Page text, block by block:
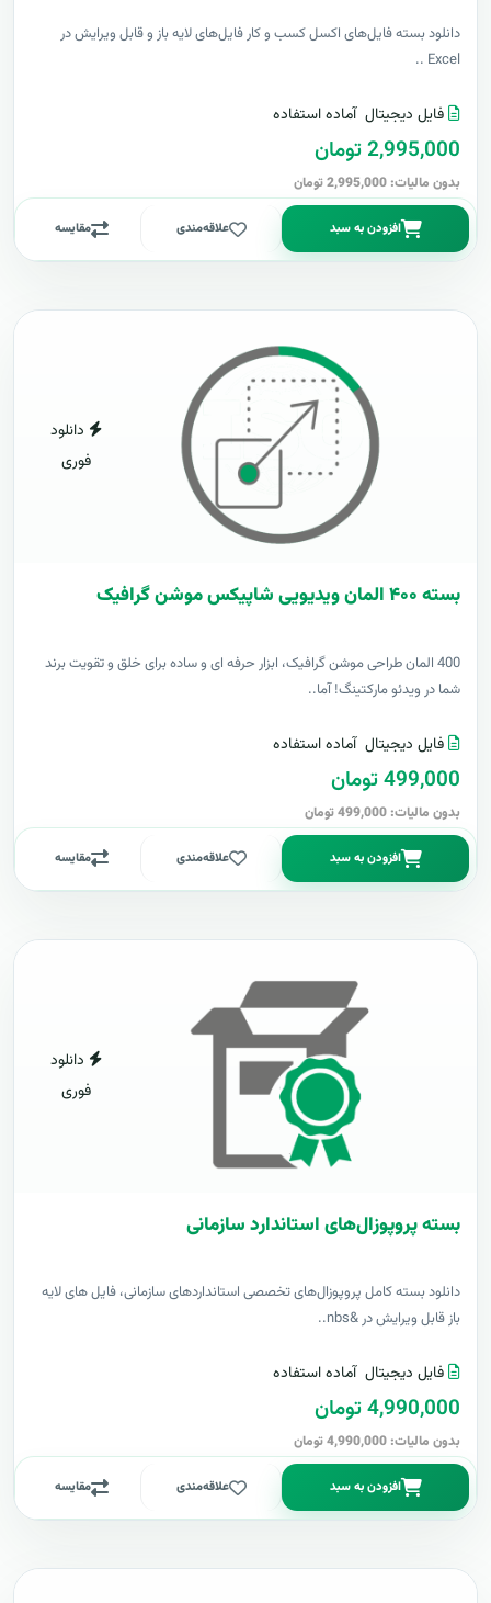
دانلود بسته فایل‌های اکسل کسب و کار فایل‌های لایه باز و قابل ویرایش در
Excel ..
فایل دیجیتال آماده استفاده
2,995,000 تومان
بدون مالیات: 2,995,000 تومان
افزودن به سبد علاقه‌مندی مقایسه
دانلود
فوری
بسته ۴۰۰ المان ویدیویی شاپیکس موشن گرافیک
400 المان طراحی موشن گرافیک، ابزار حرفه ای و ساده برای خلق و تقویت برند
شما در ویدئو مارکتینگ! آما..
فایل دیجیتال آماده استفاده
499,000 تومان
بدون مالیات: 499,000 تومان
افزودن به سبد علاقه‌مندی مقایسه
دانلود
فوری
بسته پروپوزال‌های استاندارد سازمانی
دانلود بسته کامل پروپوزال‌های تخصصی استانداردهای سازمانی، فایل های لایه
باز قابل ویرایش در &nbs..
فایل دیجیتال آماده استفاده
4,990,000 تومان
بدون مالیات: 4,990,000 تومان
افزودن به سبد علاقه‌مندی مقایسه